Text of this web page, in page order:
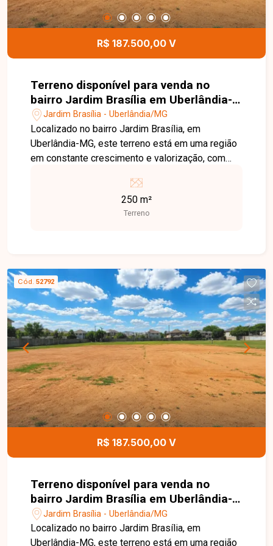
R$ 187.500,00 V
Terreno disponível para venda no
bairro Jardim Brasília em Uberlândia-
MGJardim Brasília - Uberlândia/MG
Localizado no bairro Jardim Brasília, em
Uberlândia-MG, este terreno está em uma região
em constante crescimento e valorização, com
próximo a supermercados, escolas, farmácias,
comércios e diversos serviços, proporcionando
praticidade e excelente potencial para
excelente aproveitamento para projetos
residenciais, sendo ideal para a construção da
casa própria ou para investimento em uma região
com grande potencial de valorização. Esta é uma
excelente oportunidade para adquirir um terreno
no bairro Jardim Brasília. Agende uma visita e
venha conhecer todos os detalhes deste imóvel.
250 m²
Terreno
Cód. 52792
R$ 187.500,00 V
Terreno disponível para venda no
bairro Jardim Brasília em Uberlândia-
MGJardim Brasília - Uberlândia/MG
Localizado no bairro Jardim Brasília, em
Uberlândia-MG, este terreno está em uma região